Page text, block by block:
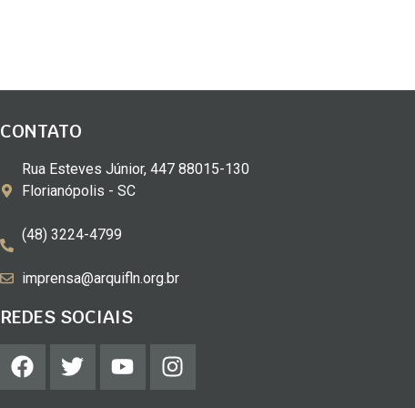
CONTATO
Rua Esteves Júnior, 447 88015-130
Florianópolis - SC
(48) 3224-4799
imprensa@arquifln.org.br
REDES SOCIAIS